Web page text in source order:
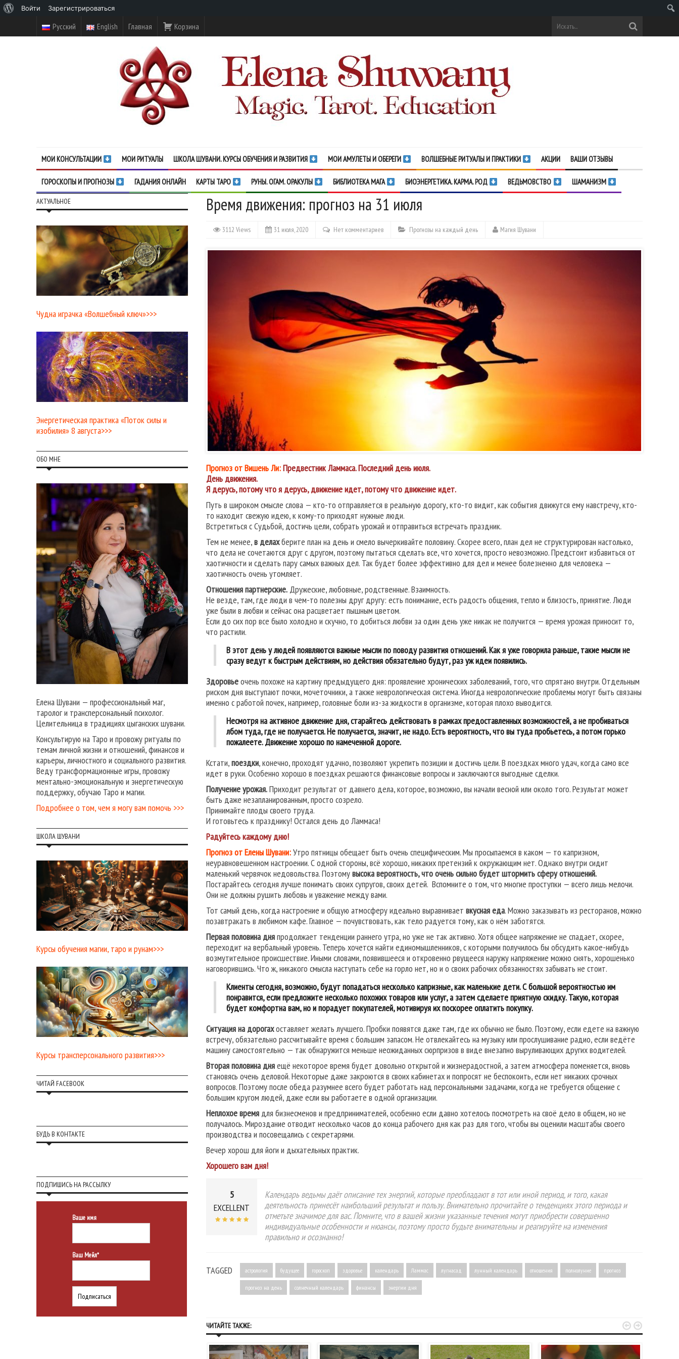
Русский English Главная Корзина
МОИ КОНСУЛЬТАЦИИ МОИ РИТУАЛЫ ШКОЛА ШУВАНИ. КУРСЫ ОБУЧЕНИЯ И РАЗВИТИЯ МОИ АМУЛЕТЫ И ОБЕРЕГИ ВОЛШЕБНЫЕ РИТУАЛЫ И ПРАКТИКИ АКЦИИ ВАШИ ОТЗЫВЫ
ГОРОСКОПЫ И ПРОГНОЗЫ ГАДАНИЯ ОНЛАЙН КАРТЫ ТАРО РУНЫ. ОГАМ. ОРАКУЛЫ БИБЛИОТЕКА МАГА БИОЭНЕРГЕТИКА. КАРМА. РОД ВЕДЬМОВСТВО ШАМАНИЗМ
Время движения: прогноз на 31 июля
3112 Views 31 июля, 2020 Нет комментариев Прогнозы на каждый день Магия Шувани
Прогноз от Вишень Ли:Предвестник Ламмаса. Последний день июля.
День движения.
Я дерусь, потому что я дерусь, движение идет, потому что движение идет.
Путь в широком смысле слова — кто-то отправляется в реальную дорогу, кто-то видит, как события движутся ему навстречу, кто-
то находит свежую идею, к кому-то приходят нужные люди.
Встретиться с Судьбой, достичь цели, собрать урожай и отправиться встречать праздник.
Тем не менее,в делахберите план на день и смело вычеркивайте половину. Скорее всего, план дел не структурирован настолько,
что дела не сочетаются друг с другом, поэтому пытаться сделать все, что хочется, просто невозможно. Предстоит избавиться от
хаотичности и сделать пару самых важных дел. Так будет более эффективно для дел и менее болезненно для человека —
хаотичность очень утомляет.
Отношения партнерские. Дружеские, любовные, родственные. Взаимность.
Не везде, там, где люди в чем-то полезны друг другу: есть понимание, есть радость общения, тепло и близость, принятие. Люди
уже были в любви и сейчас она расцветает пышным цветом.
Если до сих пор все было холодно и скучно, то добиться любви за один день уже никак не получится — время урожая приносит то,
что растили.
В этот день у людей появляются важные мысли по поводу развития отношений. Как я уже говорила раньше, такие мысли не
сразу ведут к быстрым действиям, но действия обязательно будут, раз уж идеи появились.
Здоровьеочень похоже на картину предыдущего дня: проявление хронических заболеваний, того, что спрятано внутри. Отдельным
риском дня выступают почки, мочеточники, а также неврологическая система. Иногда неврологические проблемы могут быть связаны
именно с работой почек, например, головные боли из-за жидкости в организме, которая плохо выводится.
Несмотря на активное движение дня, старайтесь действовать в рамках предоставленных возможностей, а не пробиваться
лбом туда, где не получается. Не получается, значит, не надо. Есть вероятность, что вы туда пробьетесь, а потом горько
пожалеете. Движение хорошо по намеченной дороге.
Кстати,поездки, конечно, проходят удачно, позволяют укрепить позиции и достичь цели. В поездках много удач, когда само все
идет в руки. Особенно хорошо в поездках решаются финансовые вопросы и заключаются выгодные сделки.
Получение урожая.Приходит результат от давнего дела, которое, возможно, вы начали весной или около того. Результат может
быть даже незапланированным, просто созрело.
Принимайте плоды своего труда.
И готовьтесь к празднику! Остался день до Ламмаса!
Радуйтеськаждомудню!
Прогноз от Елены Шувани:Утро пятницы обещает быть очень специфическим. Мы просыпаемся в каком — то капризном,
неуравновешенном настроении. С одной стороны, всё хорошо, никаких претензий к окружающим нет. Однако внутри сидит
маленький червячок недовольства. Поэтомувысока вероятность, что очень сильно будет штормить сферу отношений.
Постарайтесь сегодня лучше понимать своих супругов, своих детей. Вспомните о том, что многие проступки — всего лишь мелочи.
Они не должны рушить любовь и уважение между вами.
Тот самый день, когда настроение и общую атмосферу идеально выравнивает вкусная еда. Можно заказывать из ресторанов, можно
позавтракать в любимом кафе. Главное — почувствовать, как тело радуется тому, как о нём заботятся.
Первая половина дняпродолжает тенденции раннего утра, но уже не так активно. Хотя общее напряжение не спадает, скорее,
переходит на вербальный уровень. Теперь хочется найти единомышленников, с которыми получилось бы обсудить какое-нибудь
возмутительное происшествие. Иными словами, появившееся и откровенно рвущееся наружу напряжение можно снять, хорошенько
наговорившись. Что ж, никакого смысла наступать себе на горло нет, но и о своих рабочих обязанностях забывать не стоит.
Клиентысегодня, возможно, будут попадаться несколько капризные, как маленькие дети. С большой вероятностью им
понравится, если предложите несколько похожих товаров или услуг, а затем сделаете приятную скидку. Такую, которая
будет комфортна вам, но и порадует покупателей, мотивируя их поскорее оплатить покупку.
Ситуация на дорогахоставляет желать лучшего. Пробки появятся даже там, где их обычно не было. Поэтому, если едете на важную
встречу, обязательно рассчитывайте время с большим запасом. Не отвлекайтесь на музыку или прослушивание радио, если ведёте
машину самостоятельно — так обнаружится меньше неожиданных сюрпризов в виде внезапно выруливающих других водителей.
Вторая половина дняещё некоторое время будет довольно открытой и жизнерадостной, а затем атмосфера поменяется, вновь
становясь очень деловой. Некоторые даже закроются в своих кабинетах и попросят не беспокоить, если нет никаких срочных
вопросов. Поэтому после обеда разумнее всего будет работать над персональными задачами, когда не требуется общение с
большим кругом людей, даже если вы работаете в одной организации.
Неплохое время для бизнесменов и предпринимателей, особенно если давно хотелось посмотреть на своё дело в общем, но не
получалось. Мироздание отводит несколько часов до конца рабочего дня как раз для того, чтобы вы оценили масштабы своего
производства и посовещались с секретарями.
Вечер хорош для йоги и дыхательных практик.
Хорошего вам дня!
5
EXCELLENT
Календарь ведьмы даёт описание тех энергий, которые преобладают в тот или иной период, и того, какая
деятельность принесёт наибольший результат и пользу. Внимательно прочитайте о тенденциях этого периода и
отметьте значимое для вас. Помните, что в вашей жизни указанные течения могут приобрести совершенно
индивидуальные особенности и нюансы, поэтому просто будьте внимательны и реагируйте на изменения
правильно и осознанно!
TAGGED астрология будущее гороскоп здоровье календарь Ламмас лугнасад лунный календарь отношения полнолуние прогноз
прогноз на день солнечный календарь финансы энергии дня
ЧИТАЙТЕ ТАКЖЕ:  
АКТУАЛЬНОЕ
Чудна играчка «Волшебный ключ»>>>
Энергетическая практика «Поток силы и
изобилия» 8 августа>>>
ОБО МНЕ
Елена Шувани — профессиональный маг,
таролог и трансперсональный психолог.
Целительница в традициях цыганских шувани.
Консультирую на Таро и провожу ритуалы по
темам личной жизни и отношений, финансов и
карьеры, личностного и социального развития.
Веду трансформационные игры, провожу
ментально-эмоциональную и энергетическую
поддержку, обучаю Таро и магии.
Подробнее о том, чем я могу вам помочь >>>
ШКОЛА ШУВАНИ
Курсы обучения магии, таро и рунам>>>
Курсы трансперсонального развития>>>
ЧИТАЙ FACEBOOK
БУДЬ В КОНТАКТЕ
ПОДПИШИСЬ НА РАССЫЛКУ
Ваше имя
Ваш Мейл*
WordPress
Войти Зарегистрироваться